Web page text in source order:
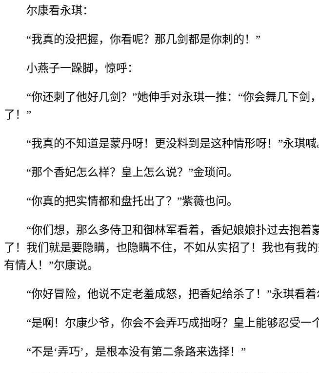
尔康看永琪：
“我真的没把握，你看呢？那几剑都是你刺的！”
小燕子一跺脚，惊呼：
“你还刺了他好几剑？”她伸手对永琪一推：“你会舞几下
了！”
“我真的不知道是蒙丹呀！更没料到是这种情形呀！”永琪喊
“那个香妃怎么样？皇上怎么说？”金琐问。
“你真的把实情都和盘托出了？”紫薇也问。
“你们想，那么多侍卫和御林军看着，香妃娘娘扑过去抱
了！我们就是要隐瞒，也隐瞒不住，不如从实招了！我也有我
有情人！”尔康说。
“你好冒险，他说不定老羞成怒，把香妃给杀了！”永琪看着
“是啊！尔康少爷，你会不会弄巧成拙呀？皇上能够忍受一
“不是‘弄巧’，是根本没有第二条路来选择！”